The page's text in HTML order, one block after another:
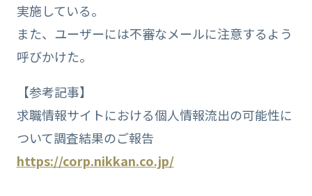
実施している。
また、ユーザーには不審なメールに注意するよう
呼びかけた。
【参考記事】
求職情報サイトにおける個人情報流出の可能性に
ついて調査結果のご報告
https://corp.nikkan.co.jp/